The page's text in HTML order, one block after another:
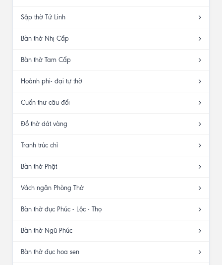
Sập thờ Tứ Linh
Bàn thờ Nhị Cấp
Bàn thờ Tam Cấp
Hoành phi- đại tự thờ
Cuốn thư câu đối
Đồ thờ dát vàng
Tranh trúc chỉ
Bàn thờ Phật
Vách ngăn Phòng Thờ
Bàn thờ đục Phúc - Lộc - Thọ
Bàn thờ Ngũ Phúc
Bàn thờ đục hoa sen